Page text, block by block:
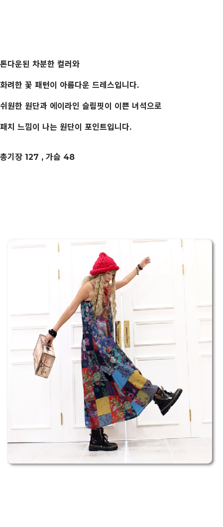
톤다운된 차분한 컬러와
화려한 꽃 패턴이 아름다운 드레스입니다.
쉬원한 원단과 에이라인 슬림핏이 이쁜 녀석으로
패치 느낌이 나는 원단이 포인트입니다.
총기장 127 , 가슴 48